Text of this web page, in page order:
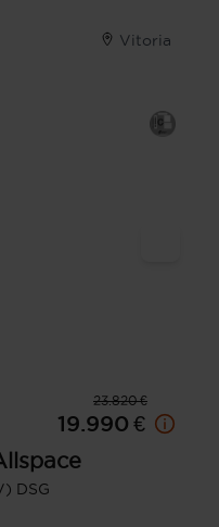
Vitoria
23.820 €
19.990 €
DSG